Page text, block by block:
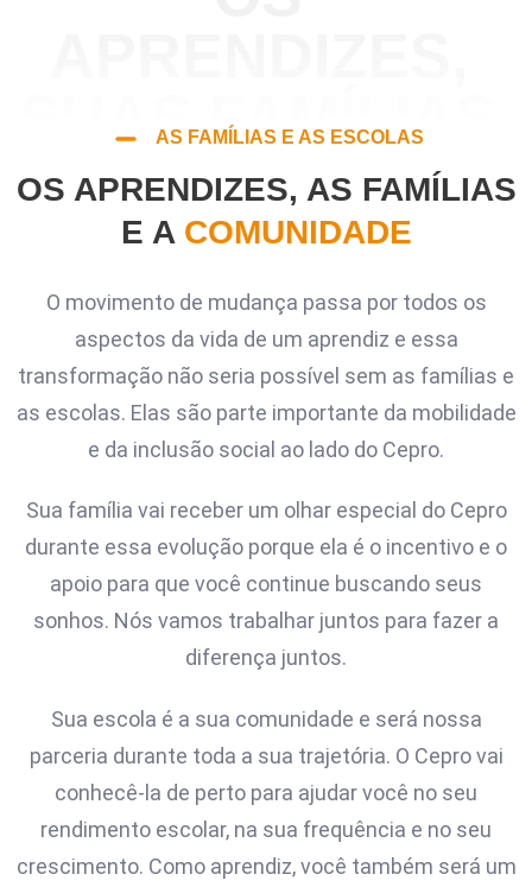
SUAS FAMÍLIAS
AS FAMÍLIAS E AS ESCOLAS
OS APRENDIZES, AS FAMÍLIAS
E A COMUNIDADE
O movimento de mudança passa por todos os
aspectos da vida de um aprendiz e essa
transformação não seria possível sem as famílias e
as escolas. Elas são parte importante da mobilidade
e da inclusão social ao lado do Cepro.
Sua família vai receber um olhar especial do Cepro
durante essa evolução porque ela é o incentivo e o
apoio para que você continue buscando seus
sonhos. Nós vamos trabalhar juntos para fazer a
diferença juntos.
Sua escola é a sua comunidade e será nossa
parceria durante toda a sua trajetória. O Cepro vai
conhecê-la de perto para ajudar você no seu
rendimento escolar, na sua frequência e no seu
crescimento. Como aprendiz, você também será um